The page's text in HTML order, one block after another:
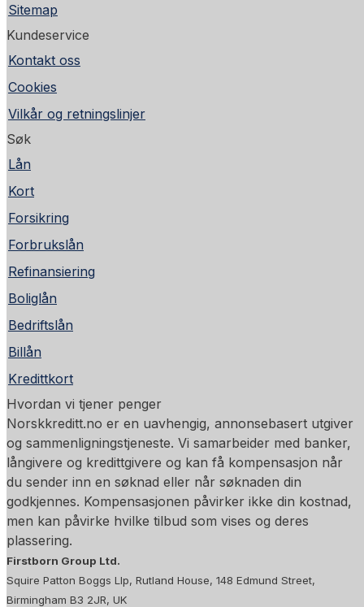
Sitemap
Kundeservice
Kontakt oss
Cookies
Vilkår og retningslinjer
Søk
Lån
Kort
Forsikring
Forbrukslån
Refinansiering
Boliglån
Bedriftslån
Billån
Kredittkort
Hvordan vi tjener penger
Norskkreditt.no er en uavhengig, annonsebasert utgiver
og sammenligningstjeneste. Vi samarbeider med banker,
långivere og kredittgivere og kan få kompensasjon når
du sender inn en søknad eller når søknaden din
godkjennes. Kompensasjonen påvirker ikke din kostnad,
men kan påvirke hvilke tilbud som vises og deres
plassering.
Firstborn Group Ltd.
Squire Patton Boggs Llp, Rutland House, 148 Edmund Street,
Birmingham B3 2JR, UK